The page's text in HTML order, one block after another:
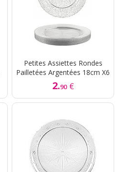
Petites Assiettes Rondes
Pailletées Argentées 18cm X6
2.90 €